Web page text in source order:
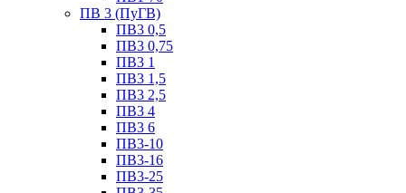
ПВ 3 (ПуГВ)
ПВ3 0,5
ПВ3 0,75
ПВ3 1
ПВ3 1,5
ПВ3 2,5
ПВ3 4
ПВ3 6
ПВ3-10
ПВ3-16
ПВ3-25